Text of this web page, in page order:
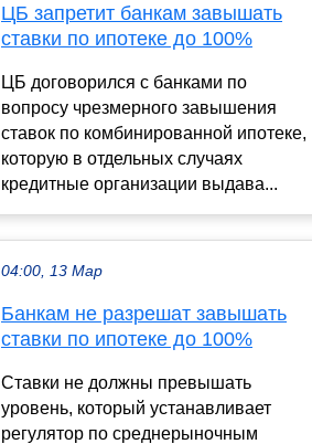
ЦБ запретит банкам завышать
ставки по ипотеке до 100%
ЦБ договорился с банками по
вопросу чрезмерного завышения
ставок по комбинированной ипотеке,
которую в отдельных случаях
кредитные организации выдава...
04:00, 13 Мар
Банкам не разрешат завышать
ставки по ипотеке до 100%
Ставки не должны превышать
уровень, который устанавливает
регулятор по среднерыночным